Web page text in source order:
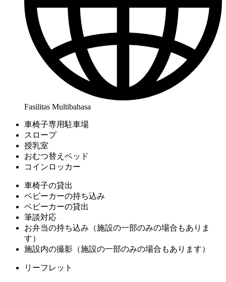
Fasilitas Multibahasa
車椅子専用駐車場
スロープ
授乳室
おむつ替えベッド
コインロッカー
車椅子の貸出
ベビーカーの持ち込み
ベビーカーの貸出
筆談対応
お弁当の持ち込み（施設の一部のみの場合もありま
す）
施設内の撮影（施設の一部のみの場合もあります）
リーフレット